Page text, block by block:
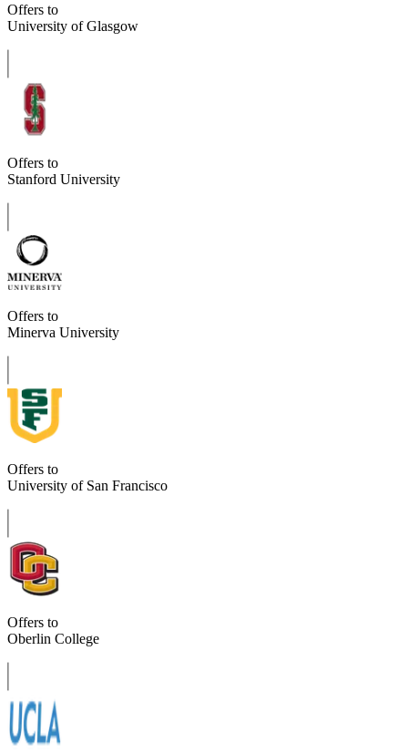
Offers to
University of Glasgow
Offers to
Stanford University
Offers to
Minerva University
Offers to
University of San Francisco
Offers to
Oberlin College